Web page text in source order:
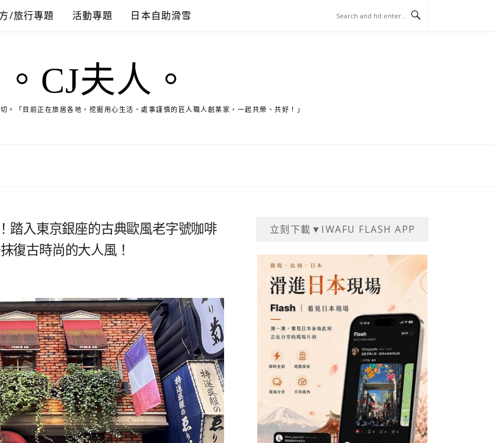
/旅行專題 活動專題 日本自助滑雪
。CJ夫人。
。「目前正在旅居各地，挖掘用心生活、處事謹慎的匠人職人創業家，一起共榮、共好！」
踏入東京銀座的古典歐風老字號咖啡
復古時尚的大人風！
立刻下載▼IWAFU FLASH APP